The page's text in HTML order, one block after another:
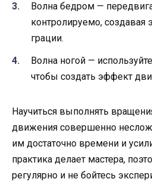
Волна бедром —
контролируемо, создавая
грации.
Волна ногой —
чтобы создать эффект
Научиться выполнять
движения совершенно
им достаточно времени и
практика делает мастера,
регулярно и не бойтесь